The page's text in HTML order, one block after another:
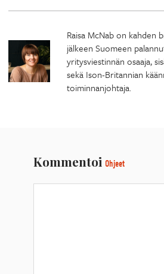
Raisa McNab on kahden
jälkeen Suomeen
yritysviestinnän osaaja,
sekä Ison-Britannian
toiminnanjohtaja.
Kommentoi Ohjeet